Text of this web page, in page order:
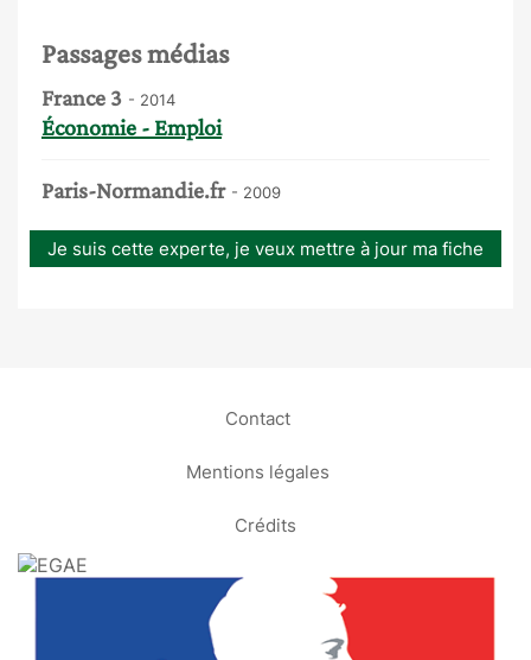
Passages médias
France 3 - 2014
Économie - Emploi
Paris-Normandie.fr - 2009
Je suis cette experte, je veux mettre à jour ma fiche
Contact
Mentions légales
Crédits